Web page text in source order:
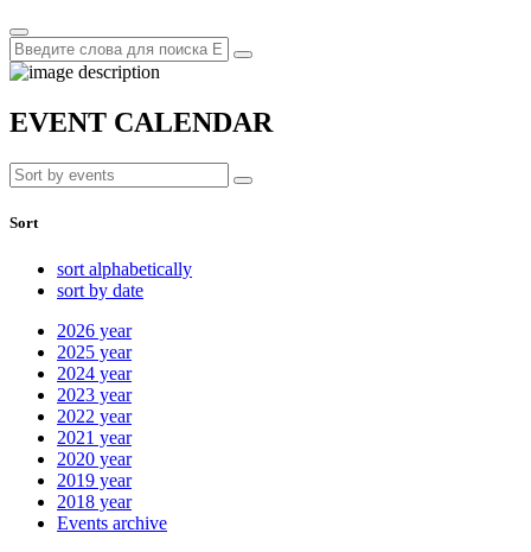
EVENT CALENDAR
Sort
sort alphabetically
sort by date
2026 year
2025 year
2024 year
2023 year
2022 year
2021 year
2020 year
2019 year
2018 year
Events archive